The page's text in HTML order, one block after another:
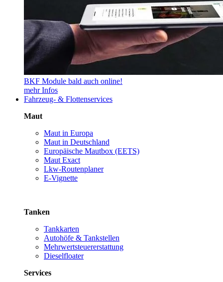
BKF Module bald auch online!
mehr Infos
Fahrzeug- & Flottenservices
Maut
Maut in Europa
Maut in Deutschland
Europäische Mautbox (EETS)
Maut Exact
Lkw-Routenplaner
E-Vignette
Tanken
Tankkarten
Autohöfe & Tankstellen
Mehrwertsteuererstattung
Dieselfloater
Services